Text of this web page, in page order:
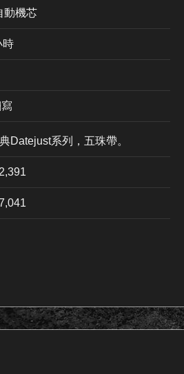
動機芯
時
Datejust系列，五珠帶。